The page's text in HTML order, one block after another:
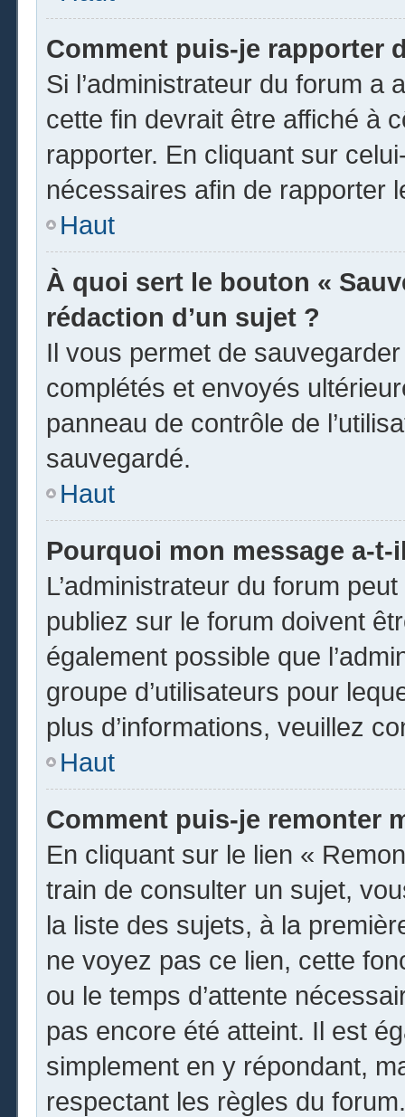
Comment puis-je rapporter
Si l’administrateur du forum a
cette fin devrait être affiché à
rapporter. En cliquant sur
nécessaires afin de rapporter
Haut
À quoi sert le bouton «
rédaction d’un sujet ?
Il vous permet de
complétés et envoyés
panneau de contrôle de
sauvegardé.
Haut
Pourquoi mon message a-
L’administrateur du forum
publiez sur le forum doivent
également possible que
groupe d’utilisateurs pour
plus d’informations, veuillez
Haut
Comment puis-je remonter
En cliquant sur le lien «
train de consulter un sujet,
la liste des sujets, à la
ne voyez pas ce lien, cette
ou le temps d’attente
pas encore été atteint. Il est
simplement en y répondant,
respectant les règles du forum.